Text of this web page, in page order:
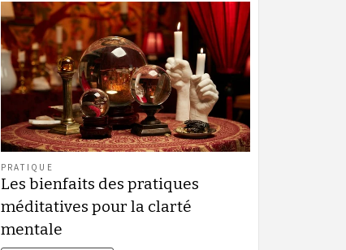
PRATIQUE
Les bienfaits des pratiques
méditatives pour la clarté
mentale